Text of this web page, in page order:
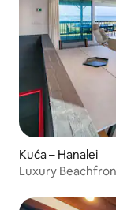
Kuća – Hanalei
Luxury